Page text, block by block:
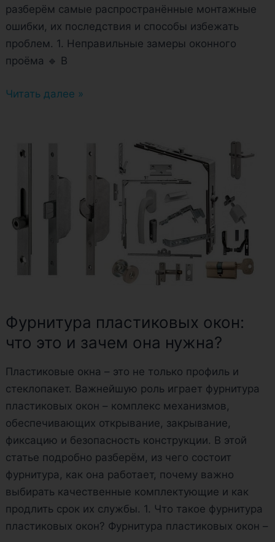
разберём самые распространённые монтажные
ошибки, их последствия и способы избежать
проблем. 1. Неправильные замеры оконного
проёма 🔹 В
Читать далее »
Фурнитура пластиковых окон:
что это и зачем она нужна?
Пластиковые окна – это не только профиль и
стеклопакет. Важнейшую роль играет фурнитура
пластиковых окон – комплекс механизмов,
обеспечивающих открывание, закрывание,
фиксацию и безопасность конструкции. В этой
статье подробно разберём, из чего состоит
фурнитура, как она работает, почему важно
выбирать качественные комплектующие и как
продлить срок их службы. 1. Что такое фурнитура
пластиковых окон? Фурнитура пластиковых окон –
пластиковых
что
она
нужна?